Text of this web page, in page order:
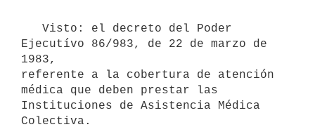
Ejecutívo 86/983, de 22 de marzo de
1983,
referente a la cobertura de atención
médica que deben prestar las
Instituciones de Asistencia Médica
Colectiva.